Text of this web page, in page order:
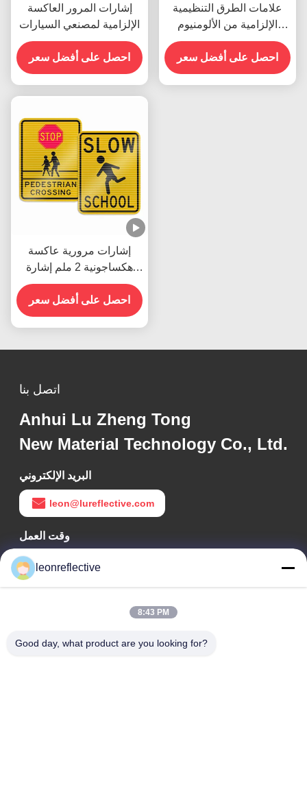
إشارات المرور العاكسة
الإلزامية لمصنعي السيارات
احصل على أفضل سعر
علامات الطرق التنظيمية
الإلزامية من الألومنيوم
ODM للسيارات القابلة
للطباعة
احصل على أفضل سعر
إشارات مرورية عاكسة
هكساجونية 2 ملم إشارة
ضرورية للسلامة على
الطرق
احصل على أفضل سعر
اتصل بنا
Anhui Lu Zheng Tong
New Material Technology Co., Ltd.
البريد الإلكتروني
leon@lureflective.com
وقت العمل
9:00-18:00
عنواننا
التكنولوجيا العالية، هيفي، أنهوي، الصين
leonreflective
8:43 PM
Good day, what product are you looking for?